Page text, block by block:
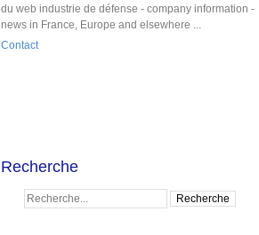
du web industrie de défense - company information -
news in France, Europe and elsewhere ...
Contact
Recherche